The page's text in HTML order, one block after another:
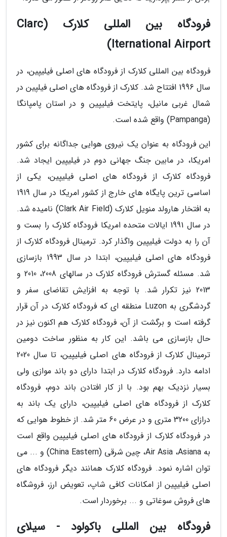
فرودگاه بین المللی کلارک (Clarc
Iternational Airport)
فرودگاه بین المللی کلارک از فرودگاه های اصلی فیلیپین، در
سال 1996 افتتاح شد. کلارک از فرودگاه های اصلی فیلپین در
شمال غربی مانیل، پایتخت فیلیپین و در استان پامپانگا
(Pampanga) واقع شده است.
این فرودگاه به عنوان یک نیروی هوایی جداگانه برای کشور
امریکا، در مابین جنگ جهانی دوم در فیلیپین ایجاد شد.
فرودگاه کلارک از فرودگاه های اصلی فیلیپین، یکی از
اساسی ترین پایگاه های خارج از کشور امریکا در سال 1919
به افتخار هارولد منویل کلارک (Clark Air Field) نامیده شد.
در سال 1991 ایالات متحده امریکا فرودگاه کلارک را بست و
آن را به دولت فیلیپین واگذار کرد. ترمینال فرودگاه کلارک از
فرودگاه های اصلی فیلیپین، ابتدا در سال 1993 بازسازی
شد. مسئله گسترش فرودگاه کلارک در سالهای 2008، 2010 و
2013 نیز تکرار شد. با توجه به افزایش تقاضای سفر و
گردشگری به Luzon منطقه ای که فرودگاه کلارک در آن قرار
گرفته است و برگشت از آن، فرودگاه کلارک هم اکنون نیز در
حال بازسازی می باشد. این کار به منظور ساخت دومین
ترمینال کلارک از فرودگاه های اصلی فیلیپین، تا سال 2020
ادامه دارد. فرودگاه کلارک در ابتدا دارای دو باند موازی ولی
بسیار نزدیک بهم بود. با از کار افتادن باند دوم، فرودگاه
کلارک از فرودگاه های اصلی فیلیپین، دارای یک باند به
درازای 3200 متری و در عرض 60 متر شد. از خطوط هوایی که
در فرودگاه کلارک از فرودگاه های اصلی فیلیپین واقع است
به Air Asia ،Asiana، چین شرقی (China Eastern) و ... می
توان اشاره نمود. فرودگاه کلارک همانند دیگر فرودگاه های
اصلی فیلیپین از امکانات کافی شاپ، تعویض ارز، فروشگاه
های فروش سوغاتی و ... برخوردار است.
فرودگاه بین المللی باکولود - سیلای